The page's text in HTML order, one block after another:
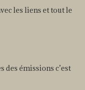
les liens et tout le
émissions c’est